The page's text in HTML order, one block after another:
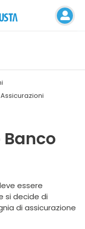
essere
si decide di
di assicurazione